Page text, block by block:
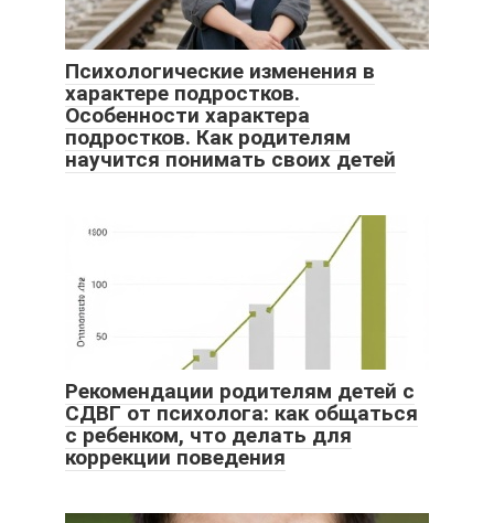
Психологические изменения в
характере подростков.
Особенности характера
подростков. Как родителям
научится понимать своих детей
Рекомендации родителям детей с
СДВГ от психолога: как общаться
с ребенком, что делать для
коррекции поведения